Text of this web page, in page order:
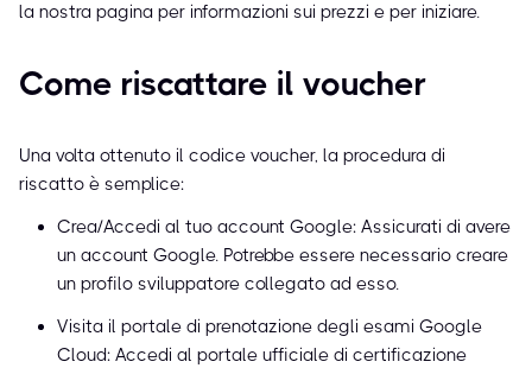
la nostra pagina per informazioni sui prezzi e per iniziare.
Come riscattare il voucher
Una volta ottenuto il codice voucher, la procedura di
riscatto è semplice:
Crea/Accedi al tuo account Google: Assicurati di avere
un account Google. Potrebbe essere necessario creare
un profilo sviluppatore collegato ad esso.
Visita il portale di prenotazione degli esami Google
Cloud: Accedi al portale ufficiale di certificazione